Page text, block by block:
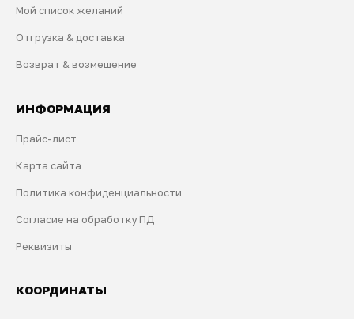
Мой список желаний
Отгрузка & доставка
Возврат & возмещение
ИНФОРМАЦИЯ
Прайс-лист
Карта сайта
Политика конфиденциальности
Согласие на обработку ПД
Реквизиты
КООРДИНАТЫ